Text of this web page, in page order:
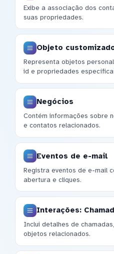
Exibe a associação dos
suas propriedades.
Objeto
Representa objetos
id e propriedades
Negócios
Contém informações sobre
e contatos relacionados.
Eventos de e-mail
Registra eventos de e-mail
abertura e cliques.
Interações:
Inclui detalhes de
objetos relacionados.